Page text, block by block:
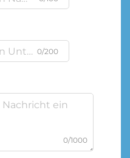
0/200
0/1000